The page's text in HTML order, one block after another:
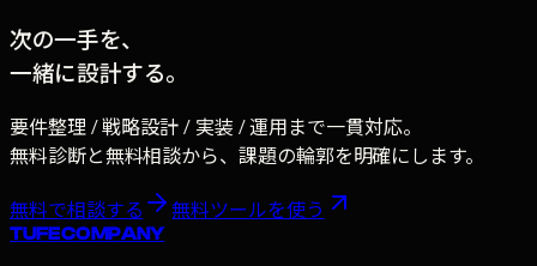
次の一手を、
一緒に設計する。
要件整理 / 戦略設計 / 実装 / 運用まで一貫対応。
無料診断と無料相談から、課題の輪郭を明確にします。
無料で相談する 無料ツールを使う
TUFE COMPANY